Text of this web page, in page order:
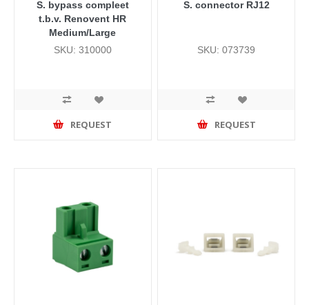
S. bypass compleet
t.b.v. Renovent HR
Medium/Large
SKU: 310000
REQUEST
S. connector RJ12
SKU: 073739
REQUEST